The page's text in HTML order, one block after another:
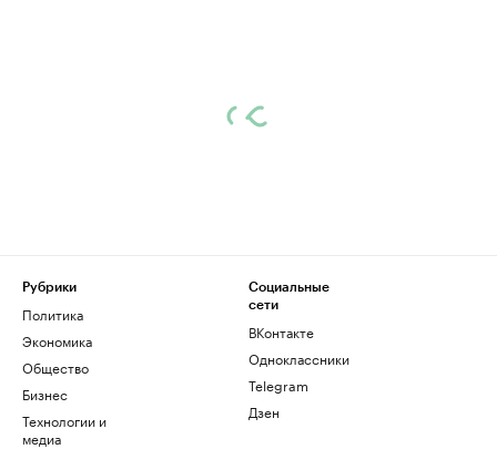
Рубрики
Политика
Экономика
Общество
Бизнес
Технологии и
медиа
Социальные
сети
ВКонтакте
Одноклассники
Telegram
Дзен